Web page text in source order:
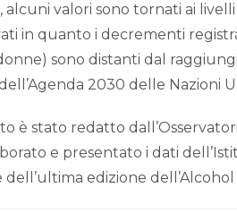
alcuni valori sono tornati ai
in quanto i decrementi
sono distanti dal
2030 delle Nazioni
è stato redatto
e presentato i dati
dell’ultima edizione